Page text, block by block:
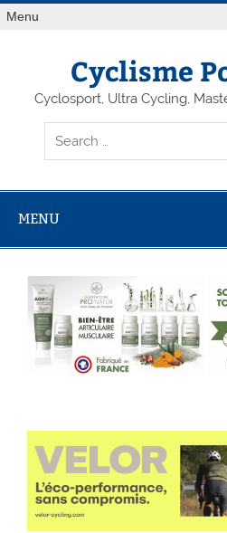
Menu
Cyclisme
Cyclosport, Ultra Cycling,
MENU